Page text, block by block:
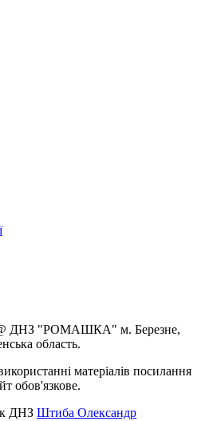
@ ДНЗ "РОМАШКА" м. Березне,
область.
матеріалів посилання
обов'язкове.
ДНЗ Штиба Олександр